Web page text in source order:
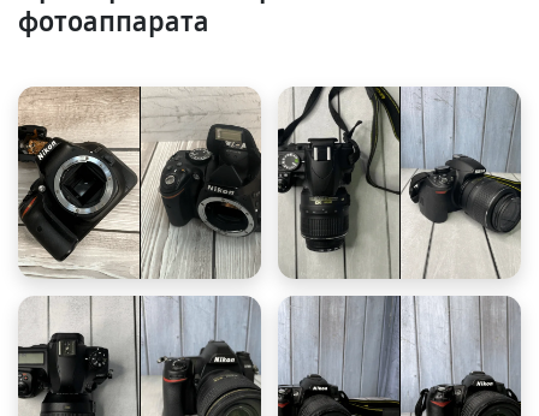
фотоаппарата